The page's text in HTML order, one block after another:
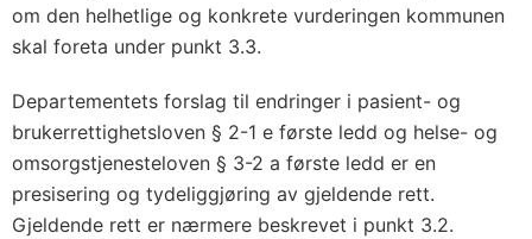
t
i
e
r
o
om den helhetlige og konkrete vurderingen kommunen
skal foreta under punkt 3.3.
Departementets forslag til endringer i pasient- og
brukerrettighetsloven § 2-1 e første ledd og helse- og
omsorgstjenesteloven § 3-2 a første ledd er en
presisering og tydeliggjøring av gjeldende rett.
Gjeldende rett er nærmere beskrevet i punkt 3.2.